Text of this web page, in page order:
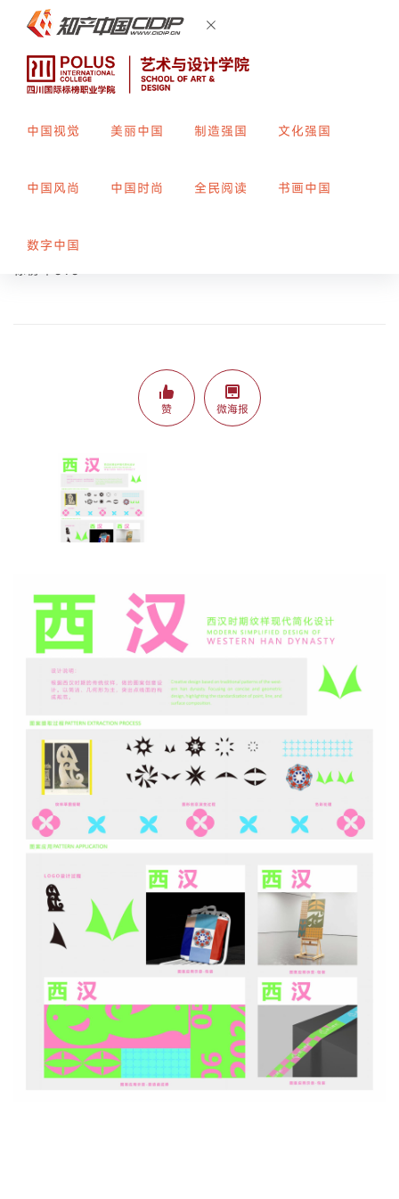
中国视觉 美丽中国 制造强国 文化强国
中国风尚 中国时尚 全民阅读 书画中国
数字中国
指导教师：
标榜平393
赞 微海报